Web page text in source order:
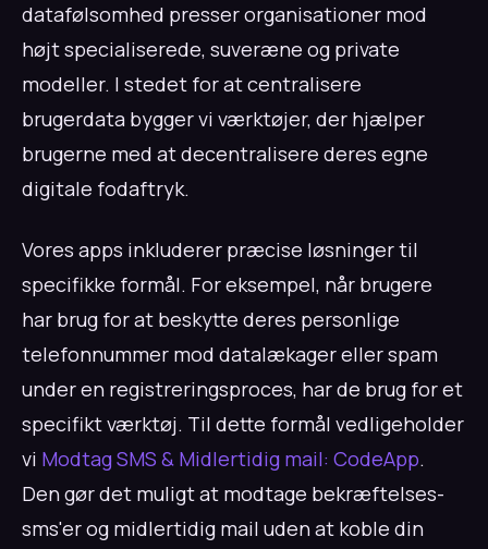
datafølsomhed presser organisationer mod
højt specialiserede, suveræne og private
modeller. I stedet for at centralisere
brugerdata bygger vi værktøjer, der hjælper
brugerne med at decentralisere deres egne
digitale fodaftryk.
Vores apps inkluderer præcise løsninger til
specifikke formål. For eksempel, når brugere
har brug for at beskytte deres personlige
telefonnummer mod datalækager eller spam
under en registreringsproces, har de brug for et
specifikt værktøj. Til dette formål vedligeholder
vi Modtag SMS & Midlertidig mail: CodeApp.
Den gør det muligt at modtage bekræftelses-
sms'er og midlertidig mail uden at koble din